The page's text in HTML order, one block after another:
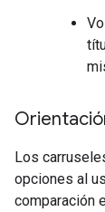
Los
opciones al
comparación